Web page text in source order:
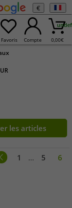
€
Favoris Compte 0,00€
les articles
1 ... 5 6